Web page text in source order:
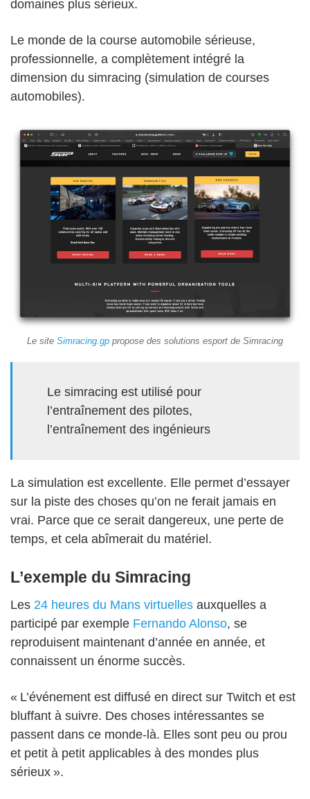
domaines plus sérieux.
Le monde de la course automobile sérieuse,
professionnelle, a complètement intégré la
dimension du simracing (simulation de courses
automobiles).
Le site Simracing.gp propose des solutions esport de Simracing
Le simracing est utilisé pour
l’entraînement des pilotes,
l’entraînement des ingénieurs
La simulation est excellente. Elle permet d’essayer
sur la piste des choses qu’on ne ferait jamais en
vrai. Parce que ce serait dangereux, une perte de
temps, et cela abîmerait du matériel.
L’exemple du Simracing
Les 24 heures du Mans virtuelles auxquelles a
participé par exemple Fernando Alonso, se
reproduisent maintenant d’année en année, et
connaissent un énorme succès.
« L’événement est diffusé en direct sur Twitch et est
bluffant à suivre. Des choses intéressantes se
passent dans ce monde-là. Elles sont peu ou prou
et petit à petit applicables à des mondes plus
sérieux ».